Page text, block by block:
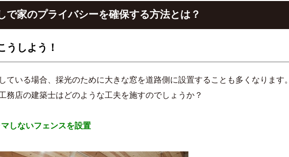
で家のプライバシーを確保する方法とは？
うしよう！
ている場合、採光のために大きな窓を道路側に設置することも多くなります。
務店の建築士はどのような工夫を施すのでしょうか？
しないフェンスを設置